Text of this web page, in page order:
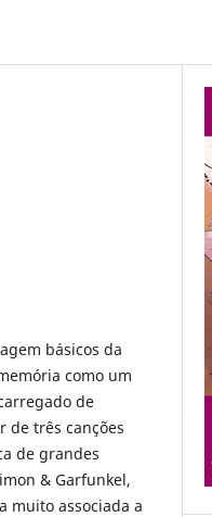
básicos da
como um
de
de três canções
de grandes
& Garfunkel,
muito associada a